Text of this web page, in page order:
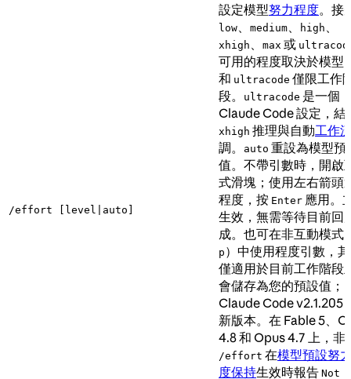
/effort [level|auto]
設定模型努力程度。接
low、 medium、 high 、
xhigh 、 max 或
可用的程度取決於模型
和 ultracode 僅限工作
段。
ultracode 是一個
Claude Code 設定，結
xhigh 推理與自動工作
調。
auto 重設為模型預
值。不帶引數時，開啟
式滑塊；使用左右箭頭
程度，按 Enter 應用。
生效，無需等待目前回
成。也可在非互動模式
p ）中使用程度引數，
僅適用於目前工作階段
會儲存為您的預設值；
Claude Code v2.1.205
新版本。在 Fable 5、
4.8 和 Opus 4.7 上，非
/effort 在模型預設努
度保持生效時報告 Not